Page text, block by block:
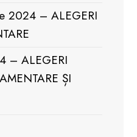
2024 – ALEGERI
– ALEGERI
ȘI